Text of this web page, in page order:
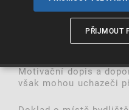
· Motivační dopis
· Doporučení od
· Doklad o zápisu na
Motivační dopis a
však mohou uchazeči
PŘIJMOUT